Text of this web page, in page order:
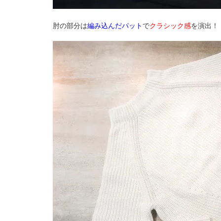
肘の部分は編み込んだパット でクラシック感を演出！